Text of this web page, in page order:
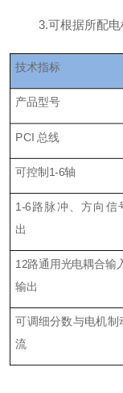
3.可根据所配电机
技术指标
产品型号
PCI 总线
可控制1-6轴
1-6路脉冲、方向信
出
12路通用光电耦合输
输出
可调细分数与电机制
流